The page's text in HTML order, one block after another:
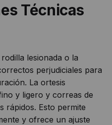
Técnicas
lesionada o la
perjudiciales para
La ortesis
y ligero y correas de
rápidos. Esto permite
y ofrece un ajuste